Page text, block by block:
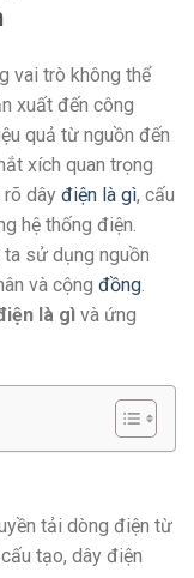
vai trò không thể
xuất đến công
quả từ nguồn đến
xích quan trọng
rõ dây điện là gì, cấu
hệ thống điện.
sử dụng nguồn
và cộng đồng
là gì và ứng
tải dòng điện từ
tạo, dây điện